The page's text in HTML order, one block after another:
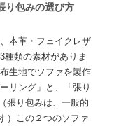
り包みの選び方
本革・フェイクレザ
種類の素材がありま
生地でソファを製作
リング」と、「張り
張り包みは、一般的
）この２つのソファ